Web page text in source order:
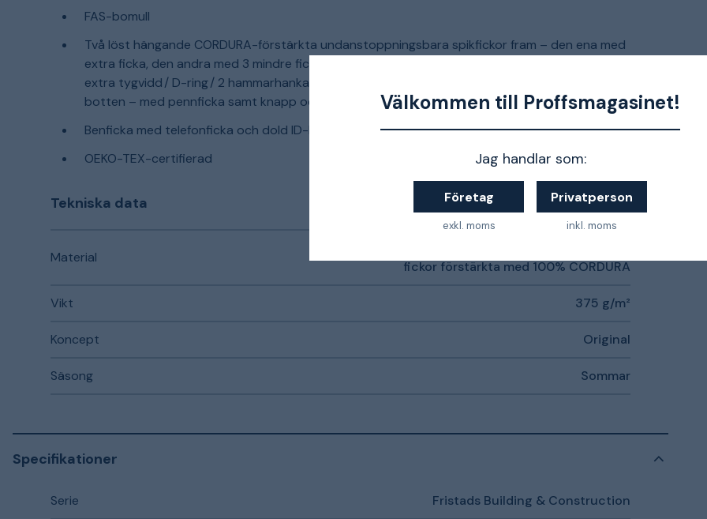
Välkommen till Proffsmagasinet!
Jag handlar som:
Företag
exkl. moms
Privatperson
inkl. moms
FAS-bomull
Två löst hängande CORDURA-förstärkta undanstoppningsbara spikfickor fram – den ena med
extra ficka, den andra med 3 mindre fickor och verktygshällor / 2 sidfickor / 2 bakfickor med
extra tygvidd / D-ring / 2 hammarhankar / Tumstocksficka – bekvämt placerad i sidan och lös i
botten – med pennficka samt knapp och hälla för kniv
Benficka med telefonficka och dold ID-kortsficka
OEKO-TEX-certifierad
Tekniska data
Material
fickor förstärkta med 100% CORDURA
Vikt 375 g/m²
Koncept Original
Säsong Sommar
Specifikationer
Serie Fristads Building & Construction